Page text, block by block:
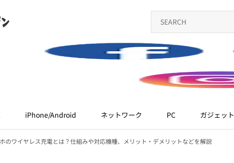
iPhone/Android ネットワーク PC ガジェット
のワイヤレス充電とは？仕組みや対応機種、メリット・デメリットなどを解説